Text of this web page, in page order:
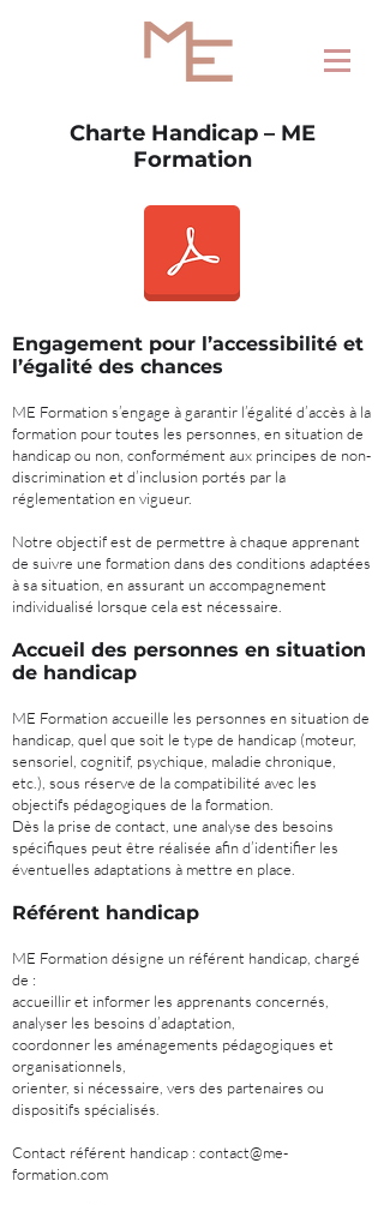
Charte Handicap – ME
Formation
Engagement pour l’accessibilité et
l’égalité des chances
ME Formation s’engage à garantir l’égalité d’accès à la
formation pour toutes les personnes, en situation de
handicap ou non, conformément aux principes de non-
discrimination et d’inclusion portés par la
réglementation en vigueur.
Notre objectif est de permettre à chaque apprenant
de suivre une formation dans des conditions adaptées
à sa situation, en assurant un accompagnement
individualisé lorsque cela est nécessaire.
Accueil des personnes en situation
de handicap
ME Formation accueille les personnes en situation de
handicap, quel que soit le type de handicap (moteur,
sensoriel, cognitif, psychique, maladie chronique,
etc.), sous réserve de la compatibilité avec les
objectifs pédagogiques de la formation.
Dès la prise de contact, une analyse des besoins
spécifiques peut être réalisée afin d’identifier les
éventuelles adaptations à mettre en place.
Référent handicap
ME Formation désigne un référent handicap, chargé
de :
accueillir et informer les apprenants concernés,
analyser les besoins d’adaptation,
coordonner les aménagements pédagogiques et
organisationnels,
orienter, si nécessaire, vers des partenaires ou
dispositifs spécialisés.
Contact référent handicap : contact@me-
formation.com